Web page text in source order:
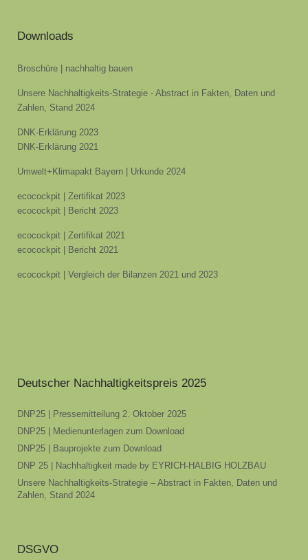
Downloads
Broschüre | nachhaltig bauen
Unsere Nachhaltigkeits-Strategie - Abstract in Fakten, Daten und
Zahlen, Stand 2024
DNK-Erklärung 2023
DNK-Erklärung 2021
Umwelt+Klimapakt Bayern | Urkunde 2024
ecocockpit | Zertifikat 2023
ecocockpit | Bericht 2023
ecocockpit | Zertifikat 2021
ecocockpit | Bericht 2021
ecocockpit | Vergleich der Bilanzen 2021 und 2023
Deutscher Nachhaltigkeitspreis 2025
DNP25 | Pressemitteilung 2. Oktober 2025
DNP25 | Medienunterlagen zum Download
DNP25 | Bauprojekte zum Download
DNP 25 | Nachhaltigkeit made by EYRICH-HALBIG HOLZBAU
Unsere Nachhaltigkeits-Strategie – Abstract in Fakten, Daten und
Zahlen, Stand 2024
DSGVO